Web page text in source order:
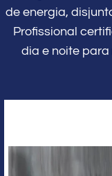
de energia,
Profissional
dia e noite